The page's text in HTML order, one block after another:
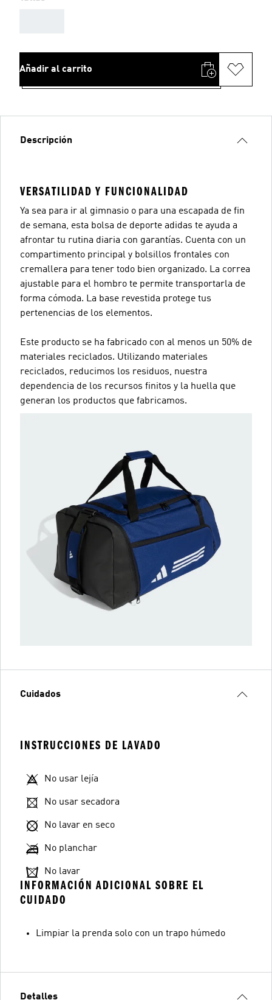
Añadir al carrito
Descripción
VERSATILIDAD Y FUNCIONALIDAD
Ya sea para ir al gimnasio o para una escapada de fin
de semana, esta bolsa de deporte adidas te ayuda a
afrontar tu rutina diaria con garantías. Cuenta con un
compartimento principal y bolsillos frontales con
cremallera para tener todo bien organizado. La correa
ajustable para el hombro te permite transportarla de
forma cómoda. La base revestida protege tus
pertenencias de los elementos.
Este producto se ha fabricado con al menos un 50% de
materiales reciclados. Utilizando materiales
reciclados, reducimos los residuos, nuestra
dependencia de los recursos finitos y la huella que
generan los productos que fabricamos.
Cuidados
INSTRUCCIONES DE LAVADO
No usar lejía
No usar secadora
No lavar en seco
No planchar
No lavar
INFORMACIÓN ADICIONAL SOBRE EL
CUIDADO
Limpiar la prenda solo con un trapo húmedo
Detalles